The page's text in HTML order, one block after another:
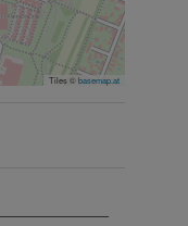
Tiles ©basemap.at